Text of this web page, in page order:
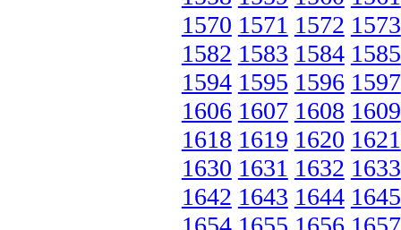
1570 1571 1572 1573
1582 1583 1584 1585
1594 1595 1596 1597
1606 1607 1608 1609
1618 1619 1620 1621
1630 1631 1632 1633
1642 1643 1644 1645